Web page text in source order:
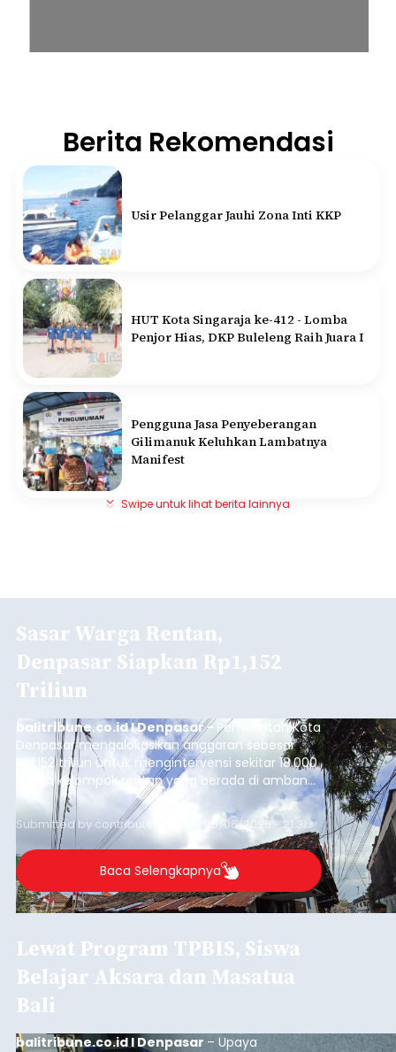
Berita Rekomendasi
Usir Pelanggar Jauhi Zona Inti KKP
HUT Kota Singaraja ke-412 - Lomba
Penjor Hias, DKP Buleleng Raih Juara I
Pengguna Jasa Penyeberangan
Gilimanuk Keluhkan Lambatnya
Manifest
Swipe untuk lihat berita lainnya
Sasar Warga Rentan,
Denpasar Siapkan Rp1,152
Triliun
balitribune.co.id I Denpasar - Pemerintah Kota
Denpasar mengalokasikan anggaran sebesar
Rp1,152 triliun untuk mengintervensi sekitar 18.000
warga kelompok rentan yang berada di ambang
garis kemiskinan. Langkah strategis ini diambil
guna menjaga masyarakat yang berada pada
kelompok desil 5 dan 6 tersebut agar tidak
merosot ke kategori miskin.
Submitted by contributor Thu, 08/06/2026 - 21:31
Baca Selengkapnya
Lewat Program TPBIS, Siswa
Belajar Aksara dan Masatua
Bali
balitribune.co.id I Denpasar – Upaya